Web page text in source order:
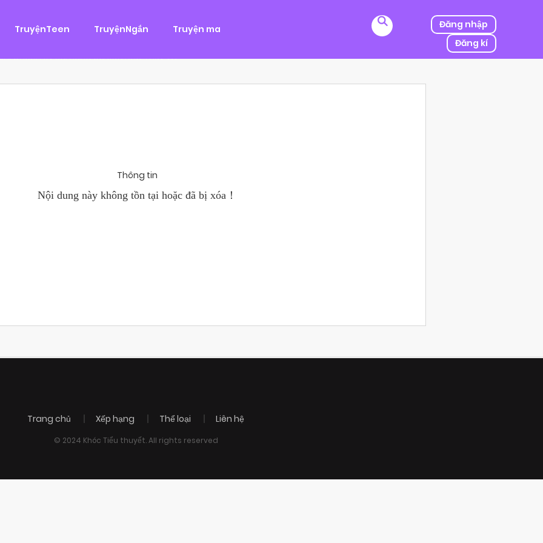
TruyệnTeen TruyệnNgắn Truyện ma
Đăng nhập
Đăng kí
Tình Cảm
Hùng, một tên cướp biển chân chính. Cho đến một ngày, cô bị kẻ thù của ba mình bắt cóc, người được mệnh danh
Chánh Uy săn lùng ba của Nhã Thụy và...
Thông tin
Nội dung này không tồn tại hoặc đã bị xóa！
Trang chủ Xếp hạng Thể loại Liên hệ
© 2024 Khóc Tiểu thuyết. All rights reserved